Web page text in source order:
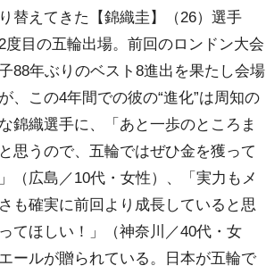
替えてきた【錦織圭】（26）選手
度目の五輪出場。前回のロンドン大会
88年ぶりのベスト8進出を果たし会場
、この4年間での彼の“進化”は周知の
錦織選手に、「あと一歩のところま
思うので、五輪ではぜひ金を獲って
（広島／10代・女性）、「実力もメ
も確実に前回より成長していると思
てほしい！」（神奈川／40代・女
ールが贈られている。日本が五輪で